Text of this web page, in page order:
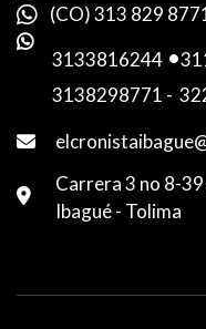
(CO) 313 829
3133816244 -
3138298771 -
Carrera 3 no 8-
Ibagué - Tolima